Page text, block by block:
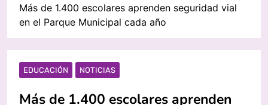
Más de 1.400 escolares aprenden seguridad vial
en el Parque Municipal cada año
EDUCACIÓN NOTICIAS
Más de 1.400 escolares aprenden